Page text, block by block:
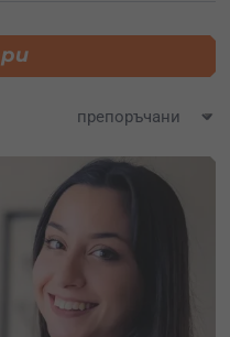
адреналин
за поглед отвисоко
(си) подариш
уникален
цял живот